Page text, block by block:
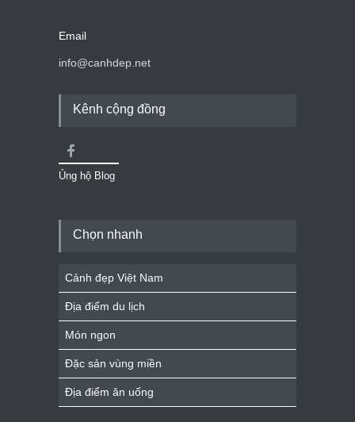
Email
info@canhdep.net
Kênh cộng đồng
Ủng hộ Blog
Chọn nhanh
Cảnh đẹp Việt Nam
Địa điểm du lịch
Món ngon
Đặc sản vùng miền
Địa điểm ăn uống